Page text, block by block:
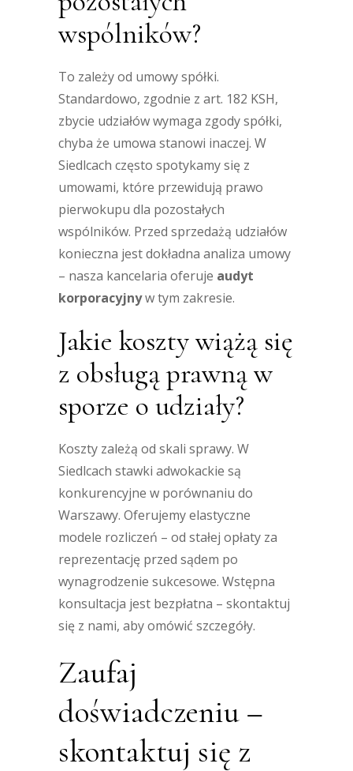
wspólników?
To zależy od umowy spółki.
Standardowo, zgodnie z art. 182 KSH,
zbycie udziałów wymaga zgody spółki,
chyba że umowa stanowi inaczej. W
Siedlcach często spotykamy się z
umowami, które przewidują prawo
pierwokupu dla pozostałych
wspólników. Przed sprzedażą udziałów
konieczna jest dokładna analiza umowy
– nasza kancelaria oferuje audyt
korporacyjnyw tym zakresie.
Jakie koszty wiążą się
z obsługą prawną w
sporze o udziały?
Koszty zależą od skali sprawy. W
Siedlcach stawki adwokackie są
konkurencyjne w porównaniu do
Warszawy. Oferujemy elastyczne
modele rozliczeń – od stałej opłaty za
reprezentację przed sądem po
wynagrodzenie sukcesowe. Wstępna
konsultacja jest bezpłatna – skontaktuj
się z nami, aby omówić szczegóły.
Zaufaj
doświadczeniu –
skontaktuj się z